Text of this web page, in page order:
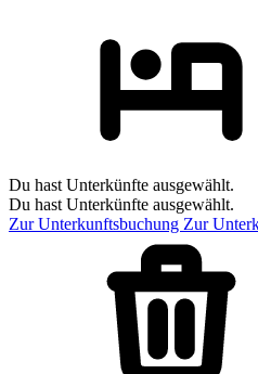
Du hast Unterkünfte ausgewählt.
Du hast Unterkünfte ausgewählt.
Zur Unterkunftsbuchung Zur